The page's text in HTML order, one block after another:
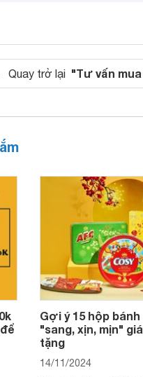
Quay trở lại "Tư vấn
Gợi ý 15 hộp
"sang, xịn, mịn"
tặng
14/11/2024